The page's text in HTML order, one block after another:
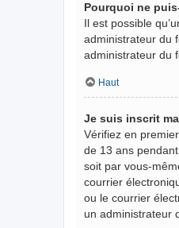
Pourquoi ne
Il est possible
administrateur du
administrateur du
Haut
Je suis inscrit
Vérifiez en
de 13 ans
soit par vous-
courrier
ou le courrier
un administrateur